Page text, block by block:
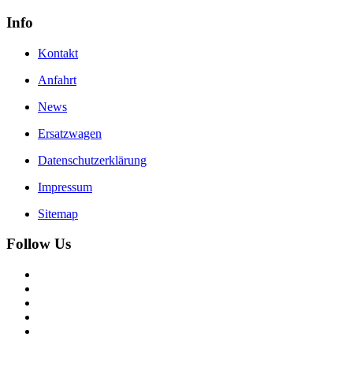
Info
Kontakt
Anfahrt
News
Ersatzwagen
Datenschutzerklärung
Impressum
Sitemap
Follow Us